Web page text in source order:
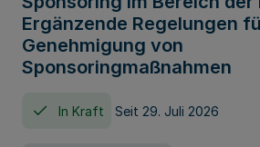
Ergänzende Regelungen
Genehmigung von
Sponsoringmaßnahmen
In Kraft Seit 29. Juli 2026